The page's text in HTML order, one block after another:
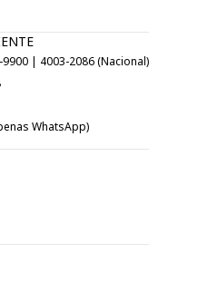
| 4003-2086 (Nacional)
WhatsApp)